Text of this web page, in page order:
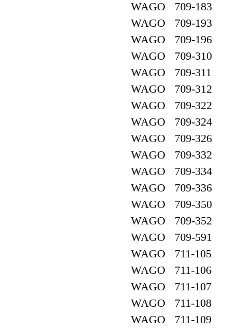
WAGO 709-183
WAGO 709-193
WAGO 709-196
WAGO 709-310
WAGO 709-311
WAGO 709-312
WAGO 709-322
WAGO 709-324
WAGO 709-326
WAGO 709-332
WAGO 709-334
WAGO 709-336
WAGO 709-350
WAGO 709-352
WAGO 709-591
WAGO 711-105
WAGO 711-106
WAGO 711-107
WAGO 711-108
WAGO 711-109